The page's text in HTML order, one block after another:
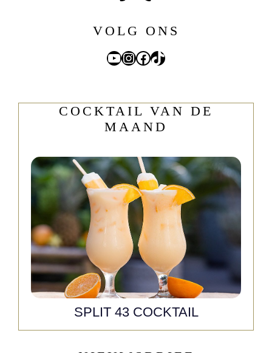
VOLG ONS
YouTube
Instagram
Facebook
TikTok
COCKTAIL VAN DE
MAAND
SPLIT 43 COCKTAIL